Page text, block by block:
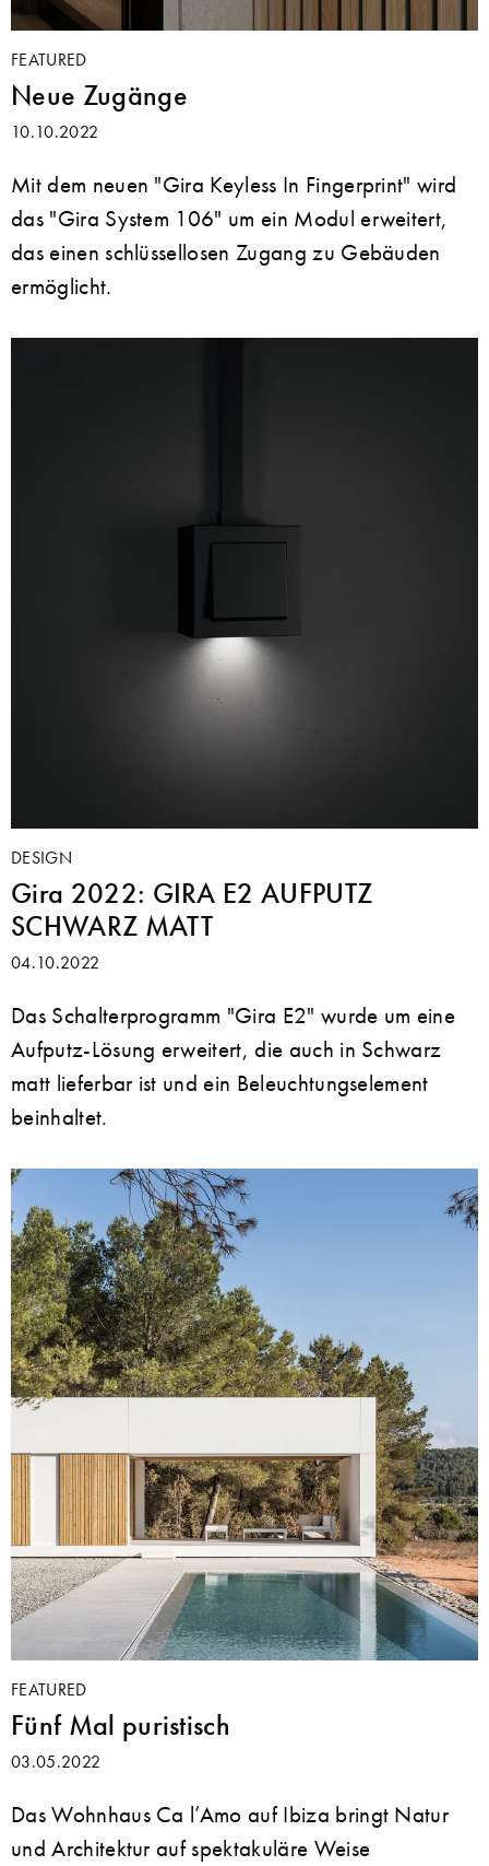
FEATURED
Neue Zugänge
10.10.2022
Mit dem neuen "Gira Keyless In Fingerprint" wird
das "Gira System 106" um ein Modul erweitert,
das einen schlüssellosen Zugang zu Gebäuden
ermöglicht.
DESIGN
Gira 2022: GIRA E2 AUFPUTZ
SCHWARZ MATT
04.10.2022
Das Schalterprogramm "Gira E2" wurde um eine
Aufputz-Lösung erweitert, die auch in Schwarz
matt lieferbar ist und ein Beleuchtungselement
beinhaltet.
FEATURED
Fünf Mal puristisch
03.05.2022
Das Wohnhaus Ca l’Amo auf Ibiza bringt Natur
und Architektur auf spektakuläre Weise